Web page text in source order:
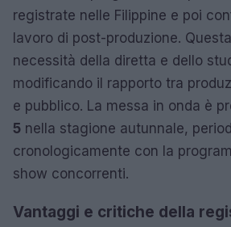
registrate nelle Filippine e poi
lavoro di post-produzione.
necessità della diretta e dello
modificando il rapporto tra
e pubblico. La messa in onda è
5 nella stagione autunnale,
cronologicamente con la
show concorrenti.
Vantaggi e critiche della